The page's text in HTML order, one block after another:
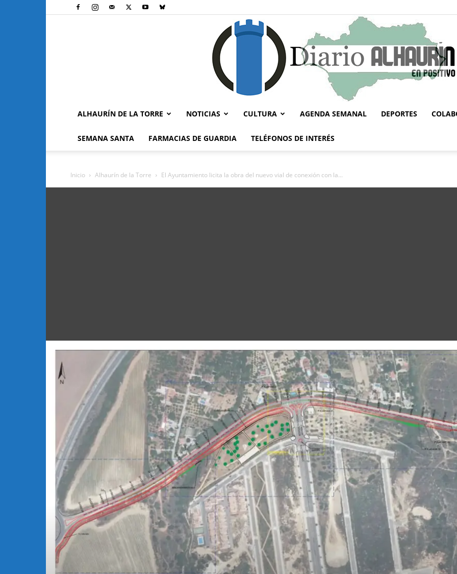
ALHAURÍN DE LA TORRE NOTICIAS CULTURA AGENDA SEMANAL DEPORTES
SEMANA SANTA FARMACIAS DE GUARDIA TELÉFONOS DE INTERÉS
Inicio Alhaurín de la Torre El Ayuntamiento licita la obra del nuevo vial de conexión con la...